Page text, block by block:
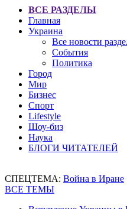
ВСЕ РАЗДЕЛЫ
Главная
Украина
Все новости
События
Политика
Город
Мир
Бизнес
Спорт
Lifestyle
Шоу-биз
Наука
БЛОГИ ЧИТАТЕЛЕЙ
СПЕЦТЕМА: Война в Иране
ВСЕ ТЕМЫ